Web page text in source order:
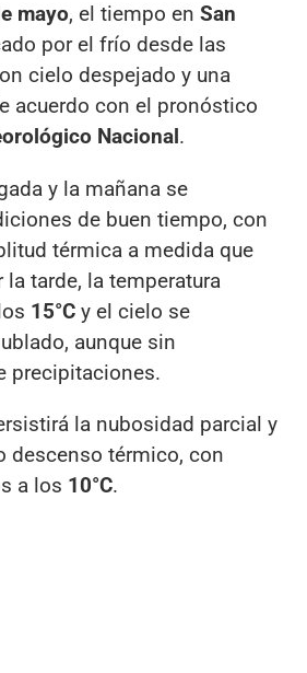
mayo, el tiempo en San
por el frío desde las
cielo despejado y una
acuerdo con el pronóstico
Nacional.
y la mañana se
de buen tiempo, con
térmica a medida que
la tarde, la temperatura
15°C y el cielo se
aunque sin
precipitaciones.
la nubosidad parcial y
descenso térmico, con
a los 10°C.